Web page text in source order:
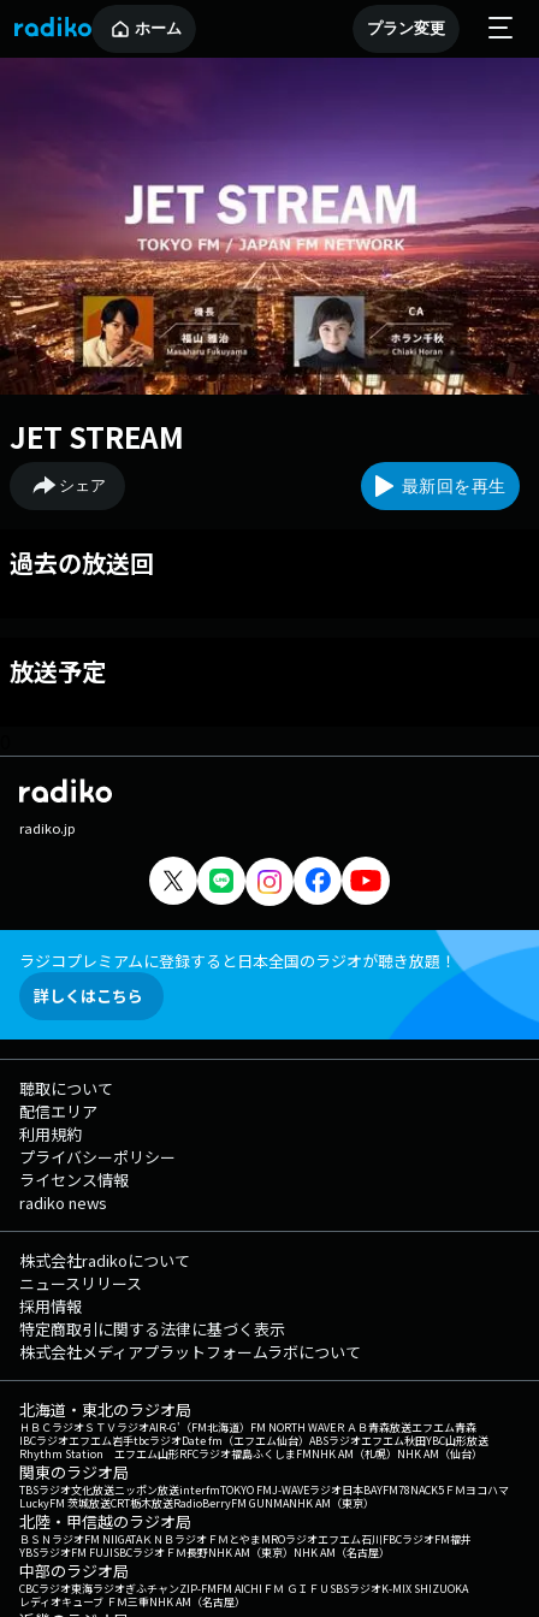
ホーム プラン変更
JET STREAM
シェア 最新回を再生
過去の放送回
放送予定
radiko.jp
ラジコプレミアムに登録すると日本全国のラジオが聴き放題！
詳しくはこちら
聴取について
配信エリア
利用規約
プライバシーポリシー
ライセンス情報
radiko news
株式会社radikoについて
ニュースリリース
採用情報
特定商取引に関する法律に基づく表示
株式会社メディアプラットフォームラボについて
北海道・東北のラジオ局
ＨＢＣラジオＳＴＶラジオAIR-G'（FM北海道） FM NORTH WAVEＲＡＢ青森放送エフエム青森
IBCラジオエフエム岩手tbcラジオDate fm（エフエム仙台） ABSラジオエフエム秋田YBC山形放送
Rhythm Station エフエム山形RFCラジオ福島ふくしまFMNHK AM（札幌） NHK AM（仙台）
関東のラジオ局
TBSラジオ文化放送ニッポン放送interfmTOKYO FMJ-WAVEラジオ日本BAYFM78NACK5 ＦＭヨコハマ
LuckyFM 茨城放送CRT栃木放送RadioBerryFM GUNMANHK AM（東京）
北陸・甲信越のラジオ局
ＢＳＮラジオFM NIIGATAＫＮＢラジオ ＦＭとやまMROラジオエフエム石川FBCラジオFM福井
YBSラジオFM FUJISBCラジオ ＦＭ長野NHK AM（東京） NHK AM（名古屋）
中部のラジオ局
CBCラジオ東海ラジオぎふチャンZIP-FMFM AICHI ＦＭ ＧＩＦＵ SBSラジオK-MIX SHIZUOKA
レディオキューブ ＦＭ三重NHK AM（名古屋）